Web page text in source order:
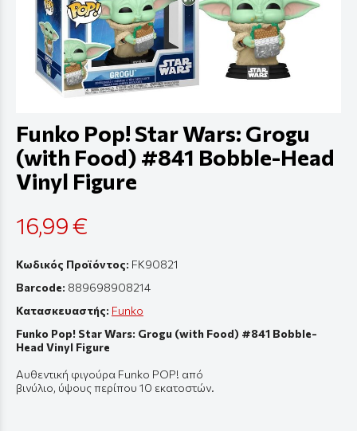
Funko Pop! Star Wars: Grogu
(with Food) #841 Bobble-Head
Vinyl Figure
16,99 €
Κωδικός Προϊόντος: FK90821
Barcode: 889698908214
Κατασκευαστής: Funko
Funko Pop! Star Wars: Grogu (with Food) #841 Bobble-
Head Vinyl Figure
Αυθεντική φιγούρα Funko POP! από
βινύλιο, ύψουςπερίπου 10 εκατοστών.